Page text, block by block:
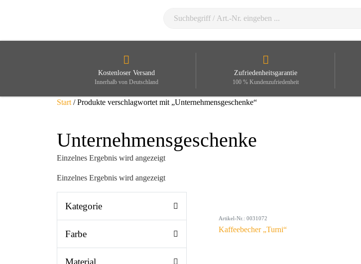
Kostenloser Versand
Innerhalb von Deutschland
Zufriedenheitsgarantie
100 % Kundenzufriedenheit
Start / Produkte verschlagwortet mit „Unternehmensgeschenke“
Unternehmensgeschenke
Einzelnes Ergebnis wird angezeigt
Einzelnes Ergebnis wird angezeigt
Kategorie
Farbe
Material
Artikel-Nr.: 0031072
Kaffeebecher „Turni“